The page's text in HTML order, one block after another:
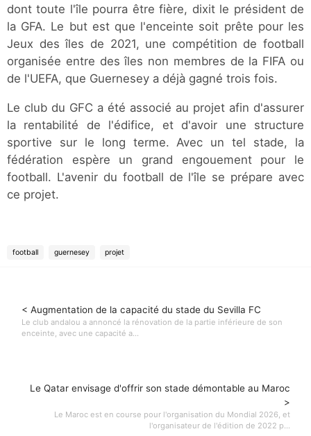
dont toute l'île pourra être fière, dixit le président de
la GFA. Le but est que l'enceinte soit prête pour les
Jeux des îles de 2021, une compétition de football
organisée entre des îles non membres de la FIFA ou
de l'UEFA, que Guernesey a déjà gagné trois fois.
Le club du GFC a été associé au projet afin d'assurer
la rentabilité de l'édifice, et d'avoir une structure
sportive sur le long terme. Avec un tel stade, la
fédération espère un grand engouement pour le
football. L'avenir du football de l'île se prépare avec
ce projet.
football guernesey projet
< Augmentation de la capacité du stade du Sevilla FC
Le club andalou a annoncé la rénovation de la partie inférieure de son
enceinte, avec une capacité a...
Le Qatar envisage d'offrir son stade démontable au Maroc
>
Le Maroc est en course pour l'organisation du Mondial 2026, et
l'organisateur de l'édition de 2022 p...